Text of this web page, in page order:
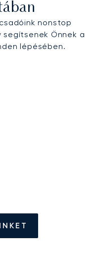
nonstop
segítsenek Önnek a
lépésében.